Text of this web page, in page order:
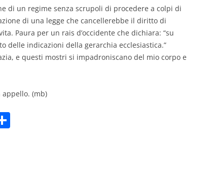
MATTEO TELARA
MONICA MAZZITELLI
di un regime senza scrupoli di procedere a colpi di
di una legge che cancellerebbe il diritto di
Paura per un rais d’occidente che dichiara: “su
delle indicazioni della gerarchia ecclesiastica.”
e questi mostri si impadroniscano del mio corpo e
appello. (mb)